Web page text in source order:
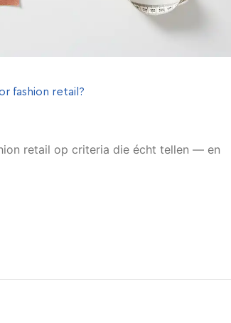
fashion retail?
retail op criteria die écht tellen — en